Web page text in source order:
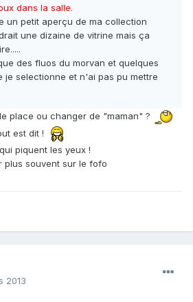
dans la salle.
un petit aperçu de ma collection
une dizaine de vitrine mais ça
des fluos du morvan et quelques
je selectionne et n'ai pas pu mettre
place ou changer de "maman" ?
est dit !
piquent les yeux !
plus souvent sur le fofo
2013